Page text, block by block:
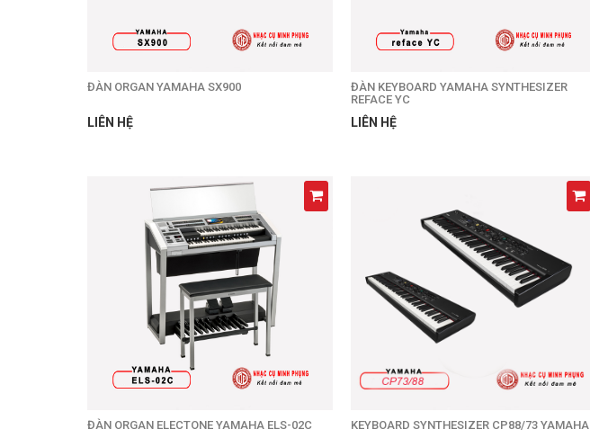
ĐÀN ORGAN YAMAHA SX900
LIÊN HỆ
ĐÀN KEYBOARD YAMAHA SYNTHESIZER
REFACE YC
LIÊN HỆ
ĐÀN ORGAN ELECTONE YAMAHA ELS-02C KEYBOARD SYNTHESIZER CP88/73 YAMAHA